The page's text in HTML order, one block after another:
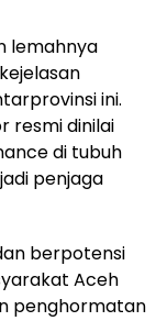
lemahnya
ini.
resmi dinilai
di tubuh
penjaga
berpotensi
Aceh
penghormatan